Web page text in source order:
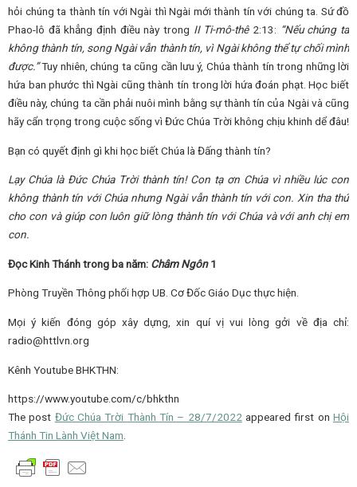
hỏi chúng ta thành tín với Ngài thì Ngài mới thành tín với chúng ta. Sứ đồ
Phao-lô đã khẳng định điều này trong II Ti-mô-thê2:13: “Nếu chúng ta
không thành tín, song Ngài vẫn thành tín, vì Ngài không thể tự chối mình
được.”Tuy nhiên, chúng ta cũng cần lưu ý, Chúa thành tín trong những lời
hứa ban phước thì Ngài cũng thành tín trong lời hứa đoán phạt. Học biết
điều này, chúng ta cần phải nuôi mình bằng sự thành tín của Ngài và cũng
hãy cẩn trọng trong cuộc sống vì Đức Chúa Trời không chịu khinh dể đâu!
Bạn có quyết định gì khi học biết Chúa là Đấng thành tín?
Lạy Chúa là Đức Chúa Trời thành tín! Con tạ ơn Chúa vì nhiều lúc con
không thành tín với Chúa nhưng Ngài vẫn thành tín với con. Xin tha thứ
cho con và giúp con luôn giữ lòng thành tín với Chúa và với anh chị em
con.
Đọc Kinh Thánh trong ba năm: Châm Ngôn1
Phòng Truyền Thông phối hợp UB. Cơ Đốc Giáo Dục thực hiện.
Mọi ý kiến đóng góp xây dựng, xin quí vị vui lòng gởi về địa chỉ:
radio@httlvn.org
Kênh Youtube BHKTHN:
https://www.youtube.com/c/bhkthn
The post Đức Chúa Trời Thành Tín – 28/7/2022 appeared first onHội
Thánh Tin Lành Việt Nam